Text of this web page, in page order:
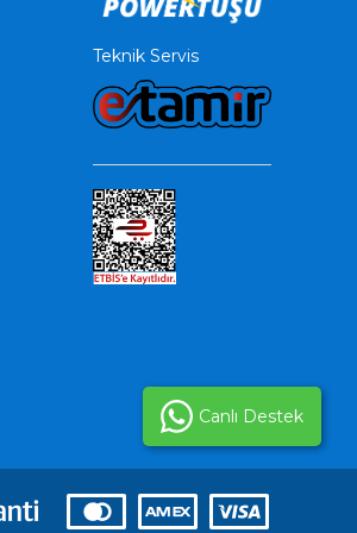
Teknik Servis
Canlı Destek